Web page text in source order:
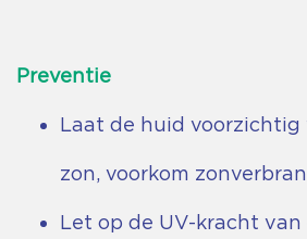
Preventie
Laat de huid voorzichtig
zon, voorkom
Let op de UV-kracht van